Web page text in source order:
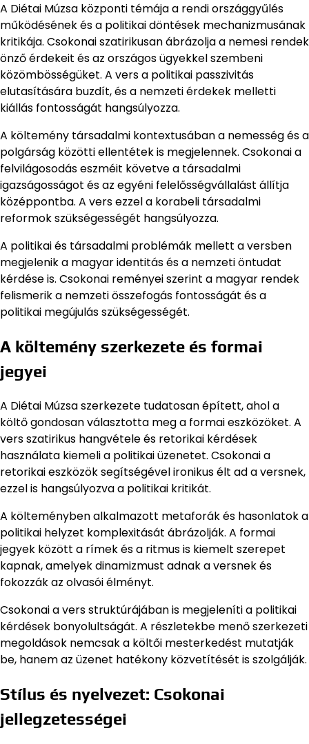
A Diétai Múzsa központi témája a rendi országgyűlés
működésének és a politikai döntések mechanizmusának
kritikája. Csokonai szatirikusan ábrázolja a nemesi rendek
önző érdekeit és az országos ügyekkel szembeni
közömbösségüket. A vers a politikai passzivitás
elutasítására buzdít, és a nemzeti érdekek melletti
kiállás fontosságát hangsúlyozza.
A költemény társadalmi kontextusában a nemesség és a
polgárság közötti ellentétek is megjelennek. Csokonai a
felvilágosodás eszméit követve a társadalmi
igazságosságot és az egyéni felelősségvállalást állítja
középpontba. A vers ezzel a korabeli társadalmi
reformok szükségességét hangsúlyozza.
A politikai és társadalmi problémák mellett a versben
megjelenik a magyar identitás és a nemzeti öntudat
kérdése is. Csokonai reményei szerint a magyar rendek
felismerik a nemzeti összefogás fontosságát és a
politikai megújulás szükségességét.
A költemény szerkezete és formai
jegyei
A Diétai Múzsa szerkezete tudatosan épített, ahol a
költő gondosan választotta meg a formai eszközöket. A
vers szatirikus hangvétele és retorikai kérdések
használata kiemeli a politikai üzenetet. Csokonai a
retorikai eszközök segítségével ironikus élt ad a versnek,
ezzel is hangsúlyozva a politikai kritikát.
A költeményben alkalmazott metaforák és hasonlatok a
politikai helyzet komplexitását ábrázolják. A formai
jegyek között a rímek és a ritmus is kiemelt szerepet
kapnak, amelyek dinamizmust adnak a versnek és
fokozzák az olvasói élményt.
Csokonai a vers struktúrájában is megjeleníti a politikai
kérdések bonyolultságát. A részletekbe menő szerkezeti
megoldások nemcsak a költői mesterkedést mutatják
be, hanem az üzenet hatékony közvetítését is szolgálják.
Stílus és nyelvezet: Csokonai
jellegzetességei